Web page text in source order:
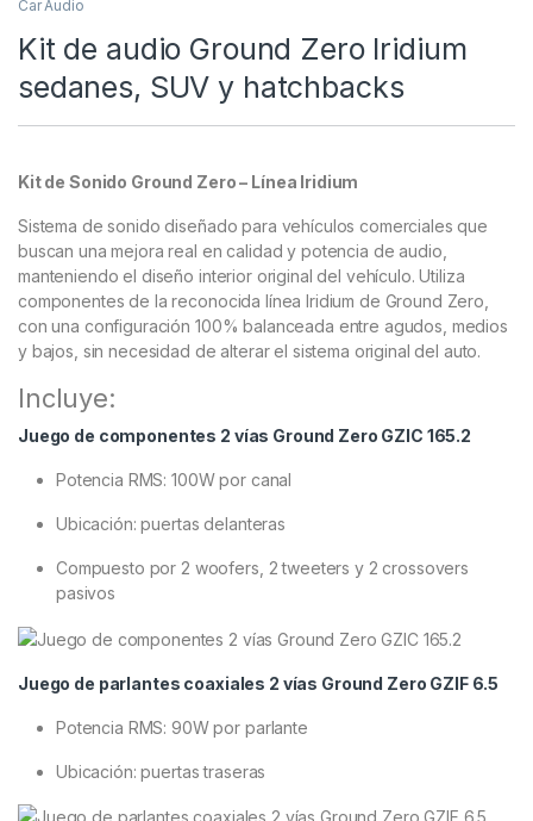
Car Audio
Kit de audio Ground Zero Iridium
sedanes, SUV y hatchbacks
Kit de Sonido Ground Zero – Línea Iridium
Sistema de sonido diseñado para vehículos comerciales que
buscan una mejora real en calidad y potencia de audio,
manteniendo el diseño interior original del vehículo. Utiliza
componentes de la reconocida línea Iridium de Ground Zero,
con una configuración 100% balanceada entre agudos, medios
y bajos, sin necesidad de alterar el sistema original del auto.
Incluye:
Juego de componentes 2 vías Ground Zero GZIC 165.2
Potencia RMS: 100W por canal
Ubicación: puertas delanteras
Compuesto por 2 woofers, 2 tweeters y 2 crossovers
pasivos
Juego de parlantes coaxiales 2 vías Ground Zero GZIF 6.5
Potencia RMS: 90W por parlante
Ubicación: puertas traseras